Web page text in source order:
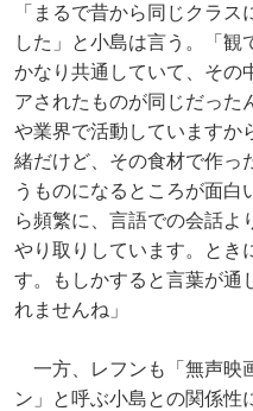
「まるで昔から同じクラ
した」と小島は言う。「観
かなり共通していて、その
アされたものが同じだった
や業界で活動していますか
緒だけど、その食材で作っ
うものになるところが面白
ら頻繁に、言語での会話よ
やり取りしています。とき
す。もしかすると言葉が通
れませんね」
一方、レフンも「無声映
ン」と呼ぶ小島との関係性